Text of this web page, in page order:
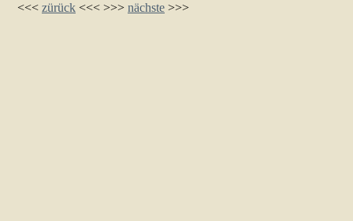
<<< zürück <<< >>> nächste >>>